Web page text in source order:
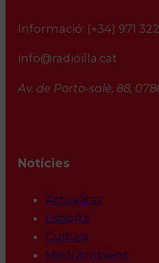
Informació: (+34) 971
info@radioilla.cat
Av. de Porto-salè, 88,
Notícies
Actualitat
Esports
Cultura
Medi Ambient